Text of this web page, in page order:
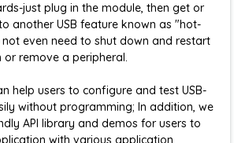
just plug in the module, then get or
another USB feature known as "hot-
even need to shut down and restart
remove a peripheral.
help users to configure and test USB-
without programming; In addition, we
API library and demos for users to
with various application